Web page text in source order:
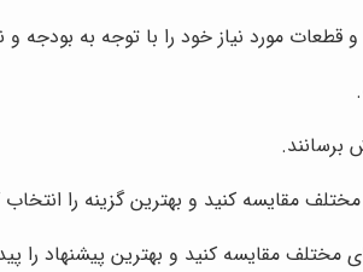
مورد نیاز خود را با توجه به بودجه و
برسانند.
مقایسه کنید و بهترین گزینه را انتخاب
مقایسه کنید و بهترین پیشنهاد را